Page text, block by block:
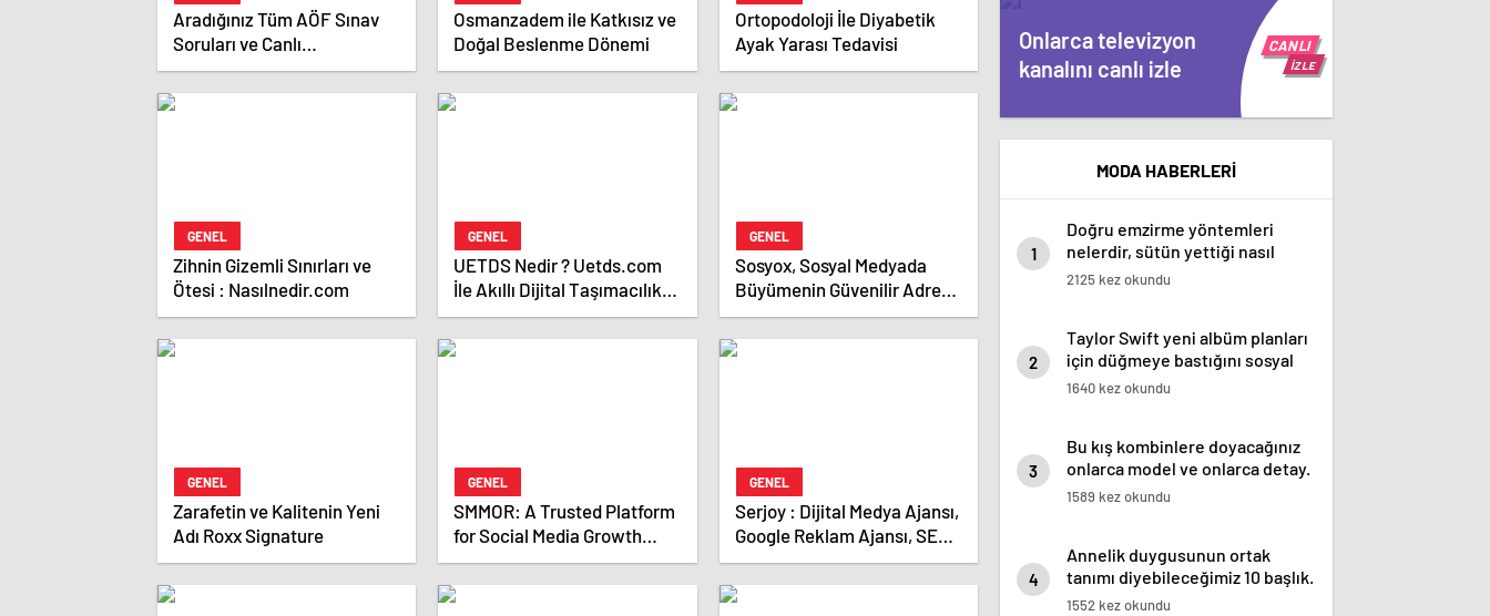
Aradığınız Tüm AÖF Sınav
Soruları ve Canlı
Açıköğretim Forumu Burada
Osmanzadem ile Katkısız ve
Doğal Beslenme Dönemi
Ortopodoloji İle Diyabetik
Ayak Yarası Tedavisi
GENEL
Zihnin Gizemli Sınırları ve
Ötesi : Nasılnedir.com
GENEL
UETDS Nedir ? Uetds.com
İle Akıllı Dijital Taşımacılık
Yazılımı
GENEL
Sosyox, Sosyal Medyada
Büyümenin Güvenilir Adresi
Olarak Öne Çıkıyor
GENEL
Zarafetin ve Kalitenin Yeni
Adı Roxx Signature
GENEL
SMMOR: A Trusted Platform
for Social Media Growth
Services
GENEL
Serjoy : Dijital Medya Ajansı,
Google Reklam Ajansı, SEO
Ajansı ve Web Tasarım
Ajansı
Onlarca televizyon
kanalını canlı izle
CANLI
İZLE
MODA HABERLERİ
1
Doğru emzirme yöntemleri
nelerdir, sütün yettiği nasıl
anlaşılır?
2125 kez okundu
2
Taylor Swift yeni albüm planları
için düğmeye bastığını sosyal
medyadan duyurdu!
1640 kez okundu
3
Bu kış kombinlere doyacağınız
onlarca model ve onlarca detay.
1589 kez okundu
4
Annelik duygusunun ortak
tanımı diyebileceğimiz 10 başlık.
1552 kez okundu